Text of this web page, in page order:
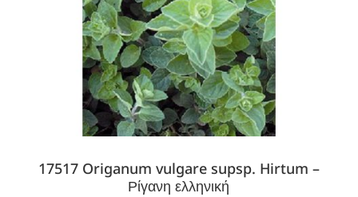
17517 Origanum vulgare supsp. Hirtum –
Ρίγανη ελληνική